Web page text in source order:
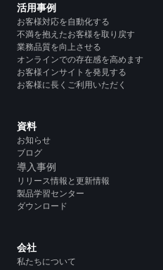
活用事例
お客様対応を自動化する
不満を抱えたお客様を取り戻す
業務品質を向上させる
オンラインでの存在感を高めます
お客様インサイトを発見する
お客様に長くご利用いただく
資料
お知らせ
ブログ
導入事例
リリース情報と更新情報
製品学習センター
ダウンロード
会社
私たちについて